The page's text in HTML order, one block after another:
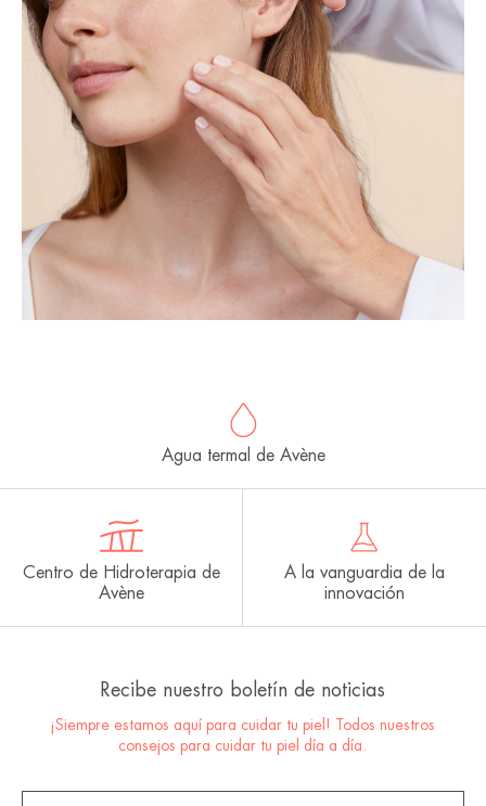
Agua termal de Avène
Centro de Hidroterapia de
Avène
A la vanguardia de la
innovación
Recibe nuestro boletín de noticias
¡Siempre estamos aquí para cuidar tu piel! Todos nuestros
consejos para cuidar tu piel día a día.